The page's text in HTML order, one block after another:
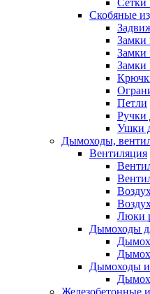
Сетки
Скобяные
Замки
Замки
Замки
Петли
Ручки
Ушки
Дымоходы,
Вентиляция
Люки
Дымоходы
Дымоходы
Железобетонные